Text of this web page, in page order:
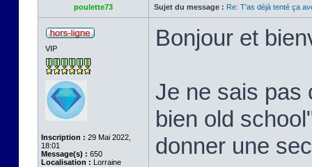
poulette73 Sujet du message : Re: T'as déjà tenté ça
VIP
Inscription : 29 Mai 2022,
18:01
Message(s) : 650
Localisation : Lorraine
Bonjour et
Je ne sais pas
bien old
donner une